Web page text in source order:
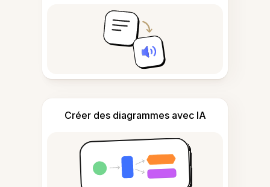
Créer des diagrammes avec IA